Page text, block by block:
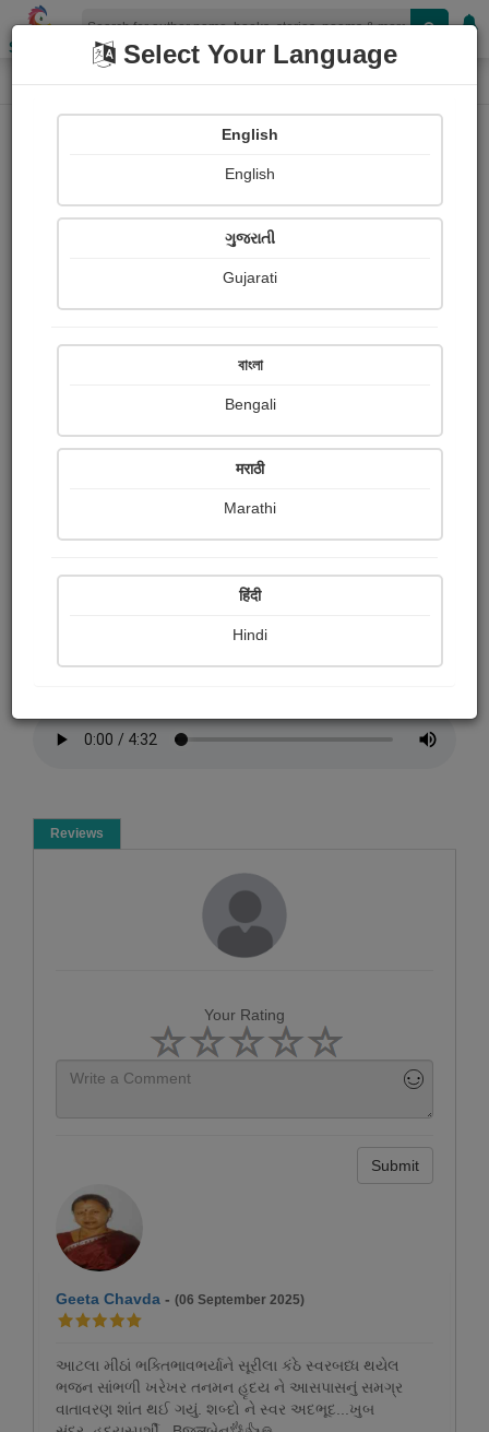
Shopizen
Home Audio Audio Details
शांत हुआ मन गुरु चरणों में
Summary
Spiritual
Reviews
Your Rating
Submit
Geeta Chavda - (06 September 2025)
આટલા મીઠાં ભક્તિભાવભર્યાને સૂરીલા કંઠે સ્વરબધ્ધ થયેલ
ભજન સાંભળી ખરેખર તનમન હૃદય ને આસપાસનું સમગ્ર
વાતાવરણ શાંત થઈ ગયું. શબ્દો ને સ્વર અદભૂદ...ખુબ
Select Your Language
English
English
ગુજરાતી
Gujarati
বাংলা
Bengali
मराठी
Marathi
हिंदी
Hindi